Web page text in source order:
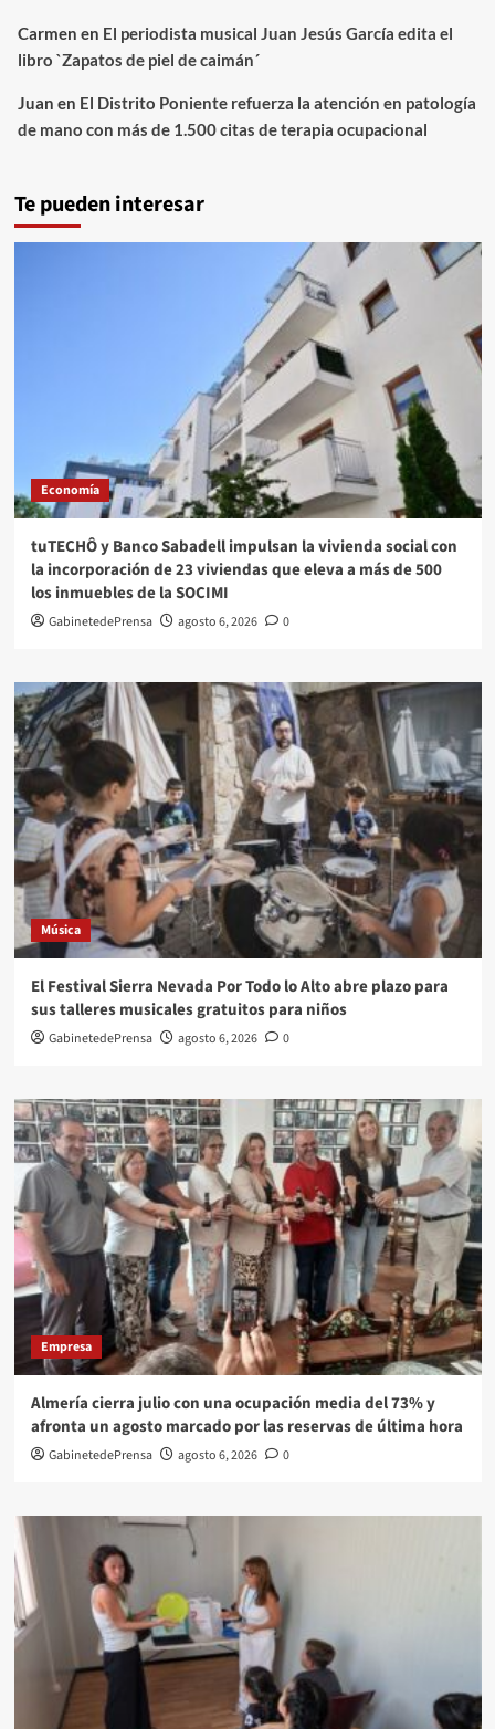
Carmen en El periodista musical Juan Jesús García edita el
libro `Zapatos de piel de caimán´
Juan en El Distrito Poniente refuerza la atención en patología
de mano con más de 1.500 citas de terapia ocupacional
Te pueden interesar
Economía
tuTECHÔ y Banco Sabadell impulsan la vivienda social con
la incorporación de 23 viviendas que eleva a más de 500
los inmuebles de la SOCIMI
GabinetedePrensa agosto 6, 2026 0
Música
El Festival Sierra Nevada Por Todo lo Alto abre plazo para
sus talleres musicales gratuitos para niños
GabinetedePrensa agosto 6, 2026 0
Empresa
Almería cierra julio con una ocupación media del 73% y
afronta un agosto marcado por las reservas de última hora
GabinetedePrensa agosto 6, 2026 0